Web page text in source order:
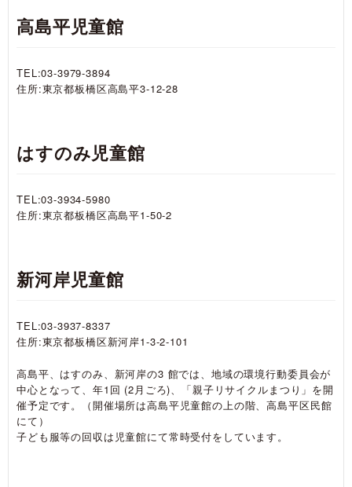
高島平児童館
TEL:03-3979-3894
住所:東京都板橋区高島平3-12-28
はすのみ児童館
TEL:03-3934-5980
住所:東京都板橋区高島平1-50-2
新河岸児童館
TEL:03-3937-8337
住所:東京都板橋区新河岸1-3-2-101
高島平、はすのみ、新河岸の3 館では、地域の環境行動委員会が
中心となって、年1回 (2月ごろ)、「親子リサイクルまつり」を開
催予定です。（開催場所は高島平児童館の上の階、高島平区民館
にて）
子ども服等の回収は児童館にて常時受付をしています。